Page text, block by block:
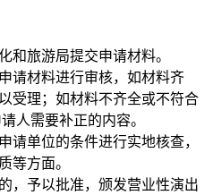
和旅游局提交申请材料。
请材料进行审核，如材料齐
受理；如材料不齐全或不符合
人需要补正的内容。
请单位的条件进行实地核查，
等方面。
，予以批准，颁发营业性演出